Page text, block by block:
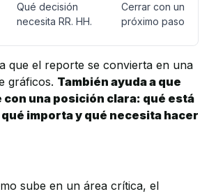
Qué decisión
necesita RR. HH.
Cerrar con un
próximo paso
que el reporte se convierta en una
gráficos. También ayuda a que
con una posición clara: qué está
importa y qué necesita hacer
sube en un área crítica, el